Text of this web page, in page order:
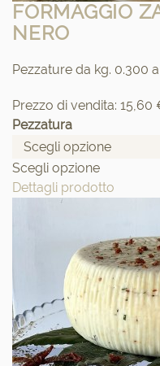
FORMAGGIO
NERO
Pezzature da kg. 0.300
Prezzo di vendita: 15,60
Pezzatura
Scegli opzione
Dettagli prodotto